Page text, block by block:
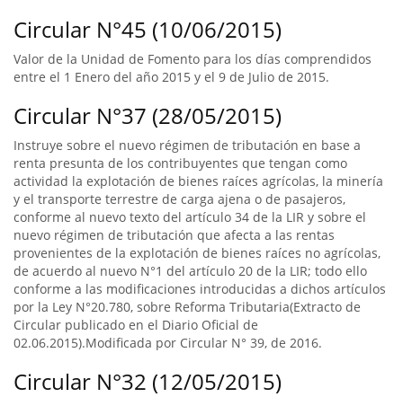
Circular N°45 (10/06/2015)
Valor de la Unidad de Fomento para los días comprendidos
entre el 1 Enero del año 2015 y el 9 de Julio de 2015.
Circular N°37 (28/05/2015)
Instruye sobre el nuevo régimen de tributación en base a
renta presunta de los contribuyentes que tengan como
actividad la explotación de bienes raíces agrícolas, la minería
y el transporte terrestre de carga ajena o de pasajeros,
conforme al nuevo texto del artículo 34 de la LIR y sobre el
nuevo régimen de tributación que afecta a las rentas
provenientes de la explotación de bienes raíces no agrícolas,
de acuerdo al nuevo N°1 del artículo 20 de la LIR; todo ello
conforme a las modificaciones introducidas a dichos artículos
por la Ley N°20.780, sobre Reforma Tributaria(Extracto de
Circular publicado en el Diario Oficial de
02.06.2015).Modificada por Circular N° 39, de 2016.
Circular N°32 (12/05/2015)